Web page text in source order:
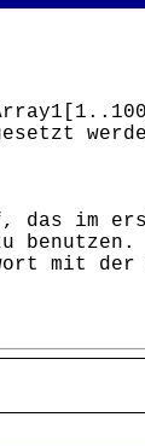
im
benutzen.
mit